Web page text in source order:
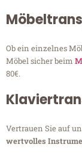
Ob ein einzelnes
Möbel sicher beim
80€.
Vertrauen Sie auf
wertvolles